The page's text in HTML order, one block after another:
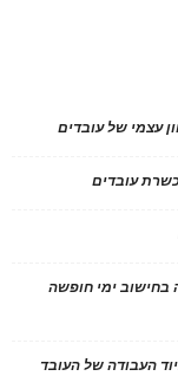
עובדים
בחישוב ימי חופשה
העבודה של העובד